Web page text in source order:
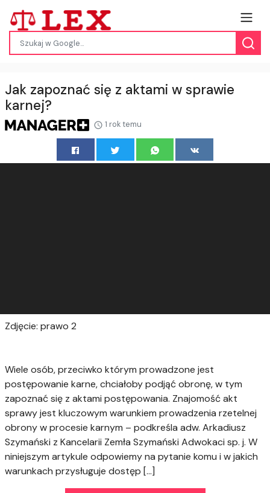
Jak zapoznać się z aktami w sprawie
karnej?
1 rok temu
Zdjęcie: prawo 2
Wiele osób, przeciwko którym prowadzone jest
postępowanie karne, chciałoby podjąć obronę, w tym
zapoznać się z aktami postępowania. Znajomość akt
sprawy jest kluczowym warunkiem prowadzenia rzetelnej
obrony w procesie karnym – podkreśla adw. Arkadiusz
Szymański z Kancelarii Zemła Szymański Adwokaci sp. j. W
niniejszym artykule odpowiemy na pytanie komu i wjakich
warunkach przysługuje dostęp […]